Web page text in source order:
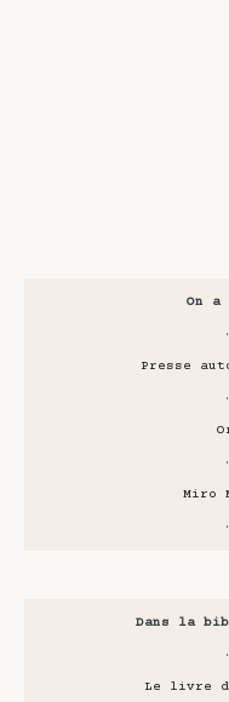
On a
Presse
Miro
Dans la
Le livre